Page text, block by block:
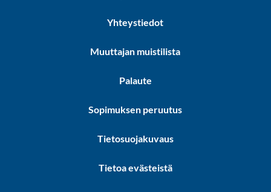
Yhteystiedot
Muuttajan muistilista
Palaute
Sopimuksen peruutus
Tietosuojakuvaus
Tietoa evästeistä